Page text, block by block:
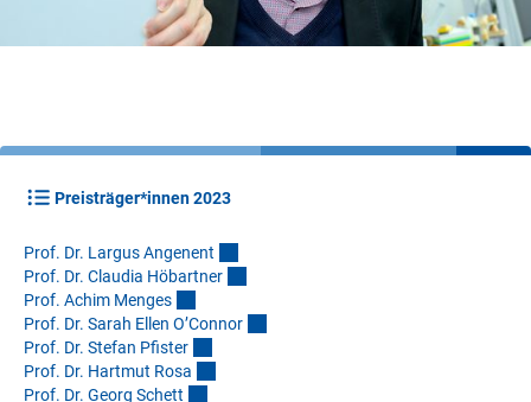
Preisträger*innen 2023
Prof. Dr. Largus Angenent
Prof. Dr. Claudia Höbartner
Prof. Achim Menges
Prof. Dr. Sarah Ellen O’Connor
Prof. Dr. Stefan Pfister
Prof. Dr. Hartmut Rosa
Prof. Dr. Georg Schett